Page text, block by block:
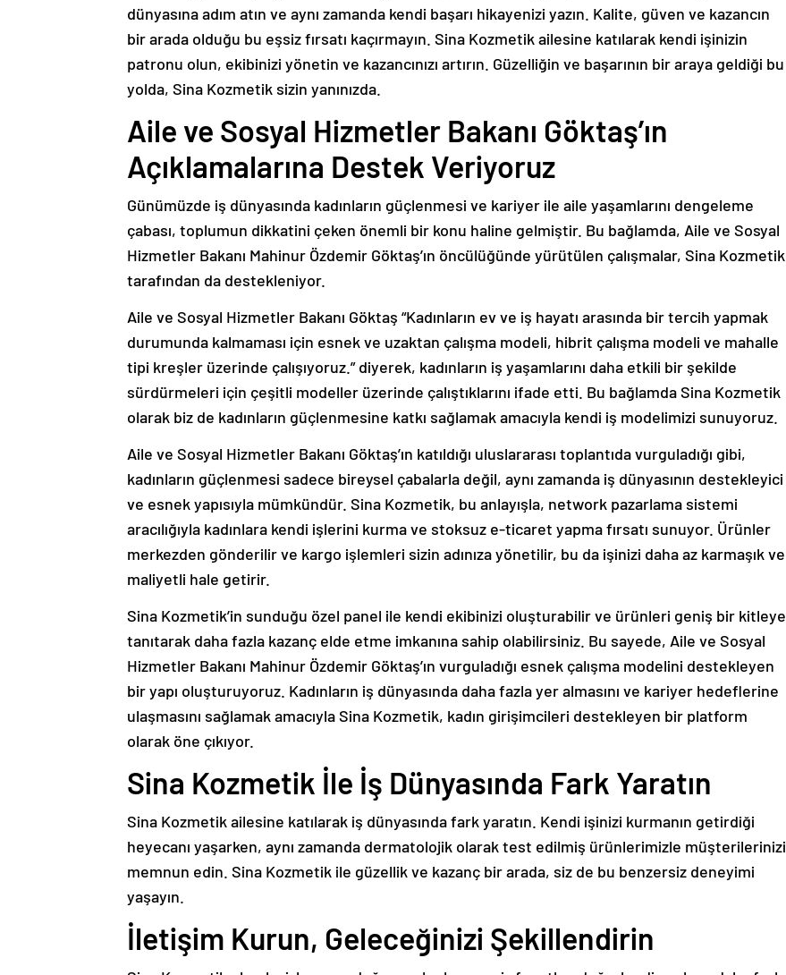
dünyasına adım atın ve aynı zamanda kendi başarı hikayenizi yazın. Kalite, güven ve kazancın
bir arada olduğu bu eşsiz fırsatı kaçırmayın. Sina Kozmetik ailesine katılarak kendi işinizin
patronu olun, ekibinizi yönetin ve kazancınızı artırın. Güzelliğin ve başarının bir araya geldiği bu
yolda, Sina Kozmetik sizin yanınızda.
Aile ve Sosyal Hizmetler Bakanı Göktaş’ın
Açıklamalarına Destek Veriyoruz
Günümüzde iş dünyasında kadınların güçlenmesi ve kariyer ile aile yaşamlarını dengeleme
çabası, toplumun dikkatini çeken önemli bir konu haline gelmiştir. Bu bağlamda, Aile ve Sosyal
Hizmetler Bakanı Mahinur Özdemir Göktaş’ın öncülüğünde yürütülen çalışmalar, Sina Kozmetik
tarafından da destekleniyor.
Aile ve Sosyal Hizmetler Bakanı Göktaş “Kadınların ev ve iş hayatı arasında bir tercih yapmak
durumunda kalmaması için esnek ve uzaktan çalışma modeli, hibrit çalışma modeli ve mahalle
tipi kreşler üzerinde çalışıyoruz.” diyerek, kadınların iş yaşamlarını daha etkili bir şekilde
sürdürmeleri için çeşitli modeller üzerinde çalıştıklarını ifade etti. Bu bağlamda Sina Kozmetik
olarak biz de kadınların güçlenmesine katkı sağlamak amacıyla kendi iş modelimizi sunuyoruz.
Aile ve Sosyal Hizmetler Bakanı Göktaş’ın katıldığı uluslararası toplantıda vurguladığı gibi,
kadınların güçlenmesi sadece bireysel çabalarla değil, aynı zamanda iş dünyasının destekleyici
ve esnek yapısıyla mümkündür. Sina Kozmetik, bu anlayışla, network pazarlama sistemi
aracılığıyla kadınlara kendi işlerini kurma ve stoksuz e-ticaret yapma fırsatı sunuyor. Ürünler
merkezden gönderilir ve kargo işlemleri sizin adınıza yönetilir, bu da işinizi daha az karmaşık ve
maliyetli hale getirir.
Sina Kozmetik’in sunduğu özel panel ile kendi ekibinizi oluşturabilir ve ürünleri geniş bir kitleye
tanıtarak daha fazla kazanç elde etme imkanına sahip olabilirsiniz. Bu sayede, Aile ve Sosyal
Hizmetler Bakanı Mahinur Özdemir Göktaş’ın vurguladığı esnek çalışma modelini destekleyen
bir yapı oluşturuyoruz. Kadınların iş dünyasında daha fazla yer almasını ve kariyer hedeflerine
ulaşmasını sağlamak amacıyla Sina Kozmetik, kadın girişimcileri destekleyen bir platform
olarak öne çıkıyor.
Sina Kozmetik İle İş Dünyasında Fark Yaratın
Sina Kozmetik ailesine katılarak iş dünyasında fark yaratın. Kendi işinizi kurmanın getirdiği
heyecanı yaşarken, aynı zamanda dermatolojik olarak test edilmiş ürünlerimizle müşterilerinizi
memnun edin. Sina Kozmetik ile güzellik ve kazanç bir arada, siz de bu benzersiz deneyimi
yaşayın.
İletişim Kurun, Geleceğinizi Şekillendirin